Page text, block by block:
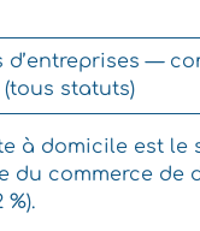
d’entreprises —
statuts)
à domicile est
du commerce de
%).